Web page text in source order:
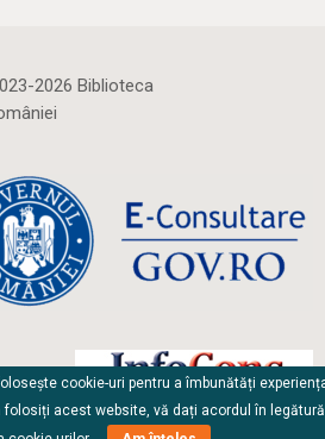
2026 Biblioteca
cookie-uri pentru a îmbunătăți
acest website, vă dați acordul în